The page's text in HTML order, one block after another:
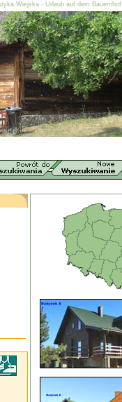
Wiejska - Urlaub auf dem Bauernhof